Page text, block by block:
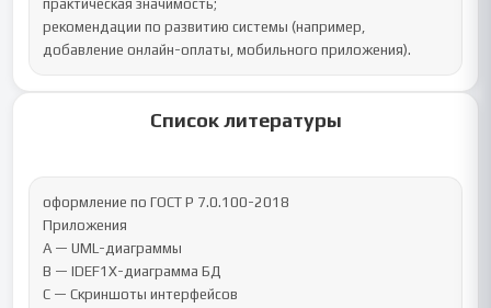
практическая значимость;
рекомендации по развитию системы (например,
добавление онлайн-оплаты, мобильного приложения).
Список литературы
оформление по ГОСТ Р 7.0.100-2018
Приложения
А — UML-диаграммы
В — IDEF1X-диаграмма БД
С — Скриншоты интерфейсов